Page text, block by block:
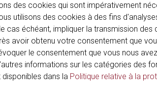
des cookies qui sont impérativement
utilisons des cookies à des fins
cas échéant, impliquer la transmission
avoir obtenu votre consentement que
le consentement que vous nous
informations sur les catégories des
disponibles dans la Politique relative à la